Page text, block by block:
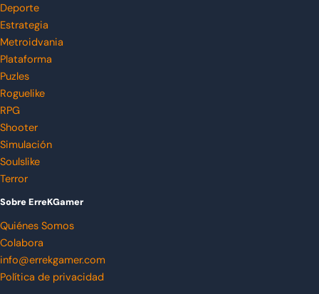
Deporte
Estrategia
Metroidvania
Plataforma
Puzles
Roguelike
RPG
Shooter
Simulación
Soulslike
Terror
Sobre ErreKGamer
Quiénes Somos
Colabora
info@errekgamer.com
Política de privacidad